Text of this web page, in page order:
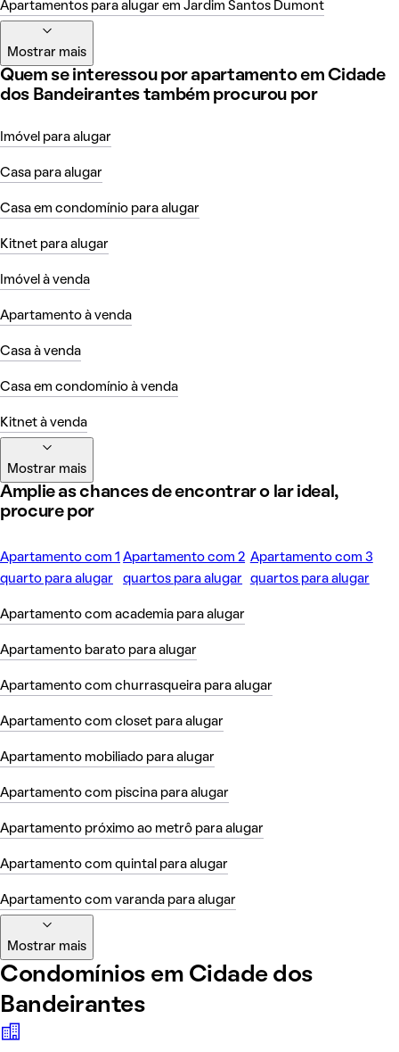
Apartamentos para alugar em Jardim Santos Dumont
Mostrar mais
Quem se interessou por apartamento em Cidade
dos Bandeirantes também procurou por
Imóvel para alugar
Casa para alugar
Casa em condomínio para alugar
Kitnet para alugar
Imóvel à venda
Apartamento à venda
Casa à venda
Casa em condomínio à venda
Kitnet à venda
Mostrar mais
Amplie as chances de encontrar o lar ideal,
procure por
Apartamento com 1
quarto para alugar
Apartamento com 2
quartos para alugar
Apartamento com 3
quartos para alugar
Apartamento com academia para alugar
Apartamento barato para alugar
Apartamento com churrasqueira para alugar
Apartamento com closet para alugar
Apartamento mobiliado para alugar
Apartamento com piscina para alugar
Apartamento próximo ao metrô para alugar
Apartamento com quintal para alugar
Apartamento com varanda para alugar
Mostrar mais
Condomínios em Cidade dos
Bandeirantes